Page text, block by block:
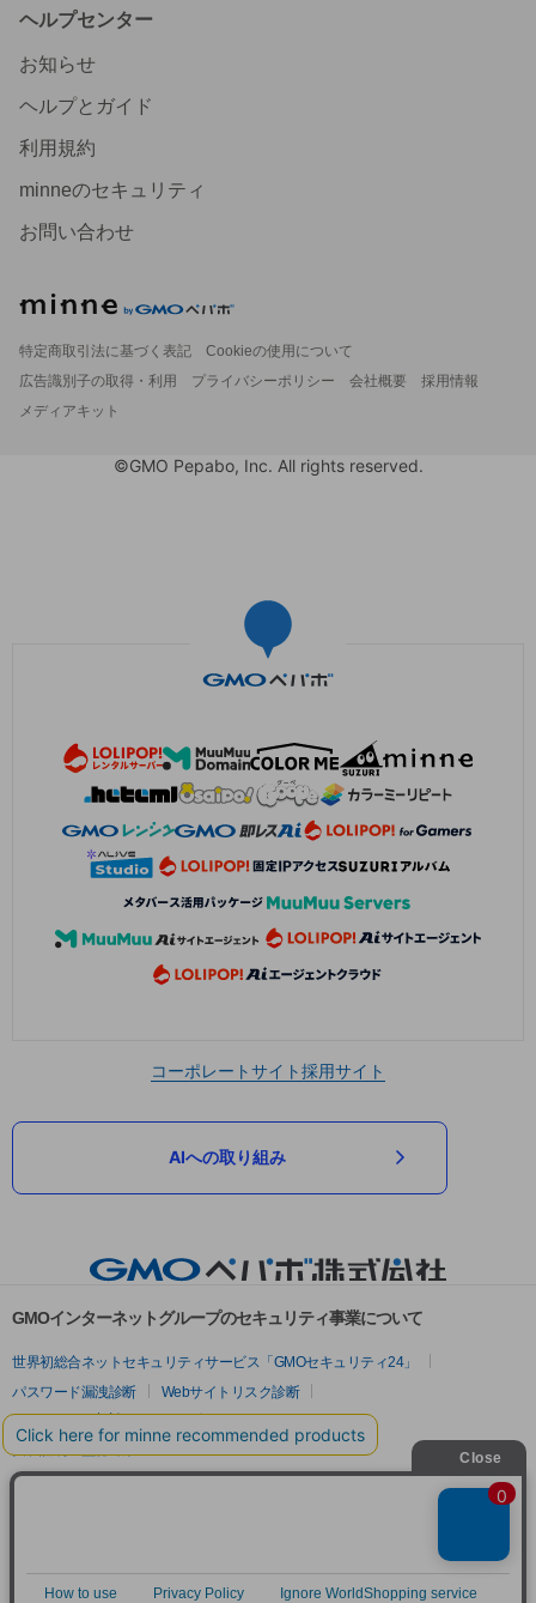
ヘルプセンター
お知らせ
ヘルプとガイド
利用規約
minneのセキュリティ
お問い合わせ
特定商取引法に基づく表記
Cookieの使用について
広告識別子の取得・利用
プライバシーポリシー 会社概要
採用情報
メディアキット
©GMO Pepabo, Inc. All rights reserved.
コーポレートサイト採用サイト
AIへの取り組み
GMOインターネットグループのセキュリティ事業について
世界初総合ネットセキュリティサービス「GMOセキュリティ24」
パスワード漏洩診断
Webサイトリスク診断
セキュリティ相談AIチャットボット
実在証明・盗聴対策
サイバー攻撃対策（GMOサイバーセキュリティ byイエラエ）